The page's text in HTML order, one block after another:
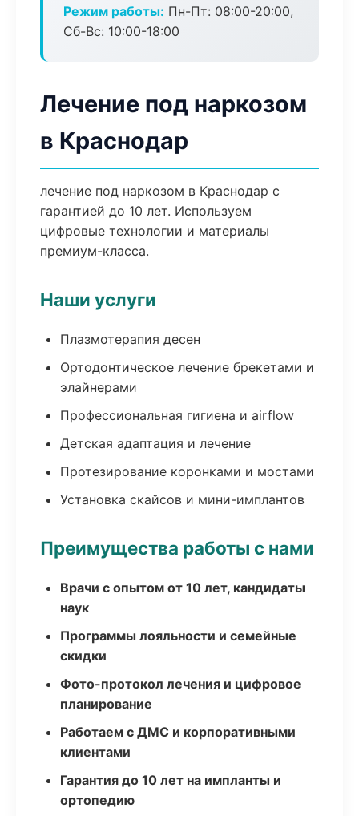
Режим работы: Пн-Пт: 08:00-20:00,
Сб-Вс: 10:00-18:00
Лечение под наркозом
в Краснодар
лечение под наркозом в Краснодар с
гарантией до 10 лет. Используем
цифровые технологии и материалы
премиум-класса.
Наши услуги
Плазмотерапия десен
Ортодонтическое лечение брекетами и
элайнерами
Профессиональная гигиена и airflow
Детская адаптация и лечение
Протезирование коронками и мостами
Установка скайсов и мини-имплантов
Преимущества работы с нами
Врачи с опытом от 10 лет, кандидаты
наук
Программы лояльности и семейные
скидки
Фото-протокол лечения и цифровое
планирование
Работаем с ДМС и корпоративными
клиентами
Гарантия до 10 лет на импланты и
ортопедию